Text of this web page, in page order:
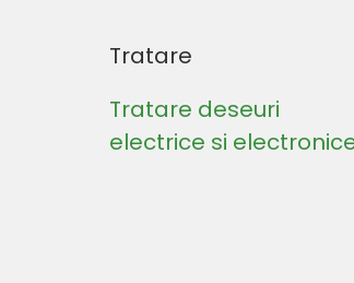
Tratare
Tratare deseuri
electrice si